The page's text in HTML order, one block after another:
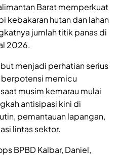
Barat memperkuat
kebakaran hutan dan lahan
jumlah titik panas di
2026.
menjadi perhatian serius
berpotensi memicu
musim kemarau mulai
antisipasi kini di
pemantauan lapangan,
lintas sektor.
BPBD Kalbar, Daniel,